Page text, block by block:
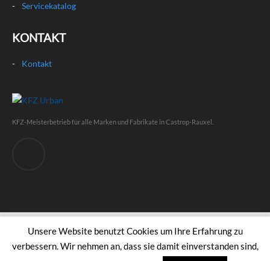
Servicekatalog
KONTAKT
Kontakt
KFZ-Meisterbetrieb für alle Marken und Fabrikate in Castrop-Rauxel.
KFZ Urban© 2026.Privacy Policy
Unsere Website benutzt Cookies um Ihre Erfahrung zu
verbessern. Wir nehmen an, dass sie damit einverstanden sind,